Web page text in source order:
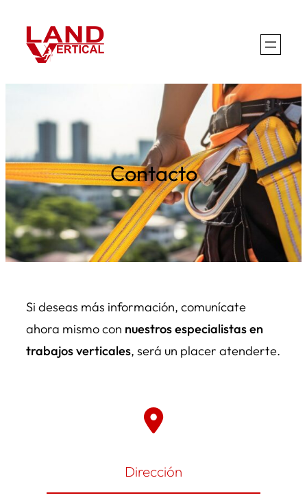
Contacto
Si deseas más información, comunícate
ahora mismo con nuestros especialistas en
trabajos verticales, será un placer atenderte.
Dirección